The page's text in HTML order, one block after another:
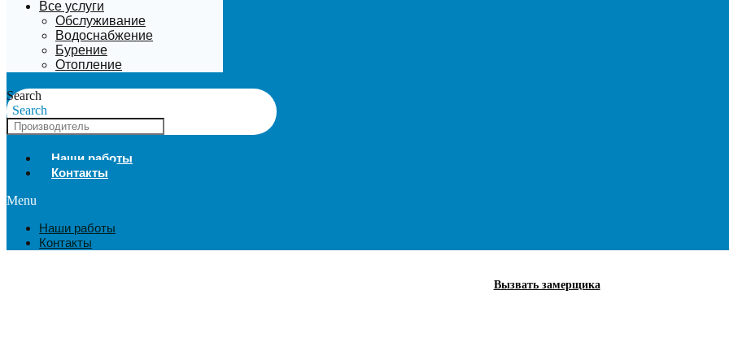
Все услуги
Обслуживание
Водоснабжение
Бурение
Отопление
Search
Search
Наши работы
Контакты
Menu
Наши работы
Контакты
Вызвать замерщика